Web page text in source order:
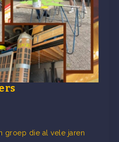
groep die al vele jaren